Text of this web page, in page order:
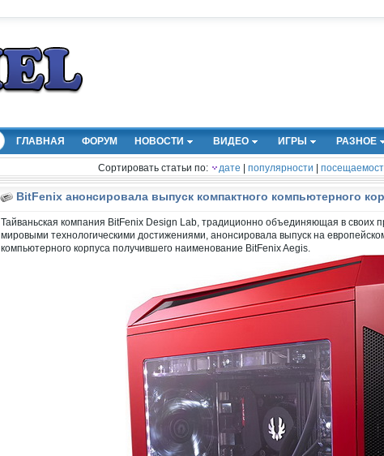
ГЛАВНАЯ ФОРУМ НОВОСТИ ВИДЕО ИГРЫ
РАЗНОЕ
Сортировать статьи по: дате популярности
BitFenix анонсировала выпуск компактного компьютерного
Тайваньская компания BitFenix Design Lab, традиционно объединяющая в своих
мировыми технологическими достижениями, анонсировала выпуск на
компьютерного корпуса получившего наименование BitFenix Aegis.